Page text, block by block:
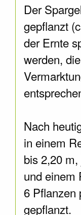
Der
gepflanzt
der Ernte
werden,
Nach
in einem
bis 2,20
und einem
6 Pflanzen
gepflanzt.